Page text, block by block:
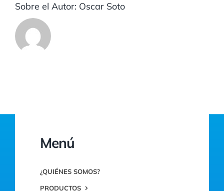
Sobre el Autor: Oscar Soto
Menú
¿QUIÉNES SOMOS?
PRODUCTOS